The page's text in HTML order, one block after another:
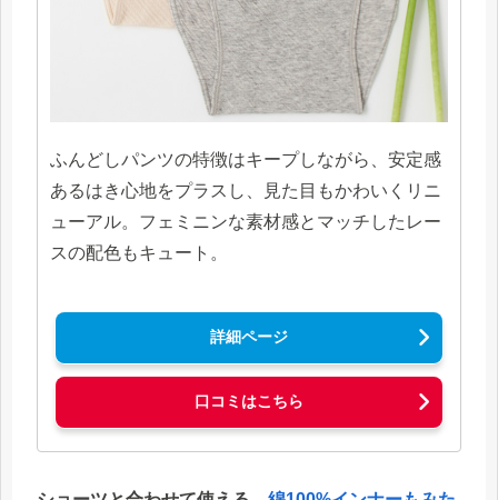
ふんどしパンツの特徴はキープしながら、安定感
あるはき心地をプラスし、見た目もかわいくリニ
ューアル。フェミニンな素材感とマッチしたレー
スの配色もキュート。
詳細ページ
口コミはこちら